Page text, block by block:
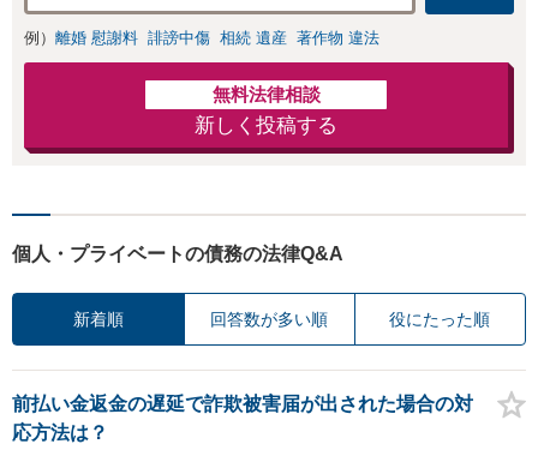
例） 離婚 慰謝料 誹謗中傷 相続 遺産 著作物 違法
無料法律相談
新しく投稿する
個人・プライベートの債務の法律Q&A
新着順 回答数が多い順 役にたった順
前払い金返金の遅延で詐欺被害届が出された場合の対
応方法は？